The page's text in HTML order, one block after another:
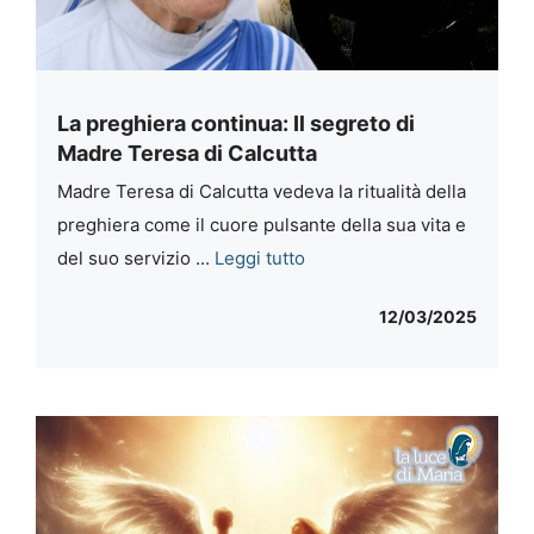
La preghiera continua: Il segreto di
Madre Teresa di Calcutta
Madre Teresa di Calcutta vedeva la ritualità della
preghiera come il cuore pulsante della sua vita e
del suo servizio ... Leggi tutto
12/03/2025